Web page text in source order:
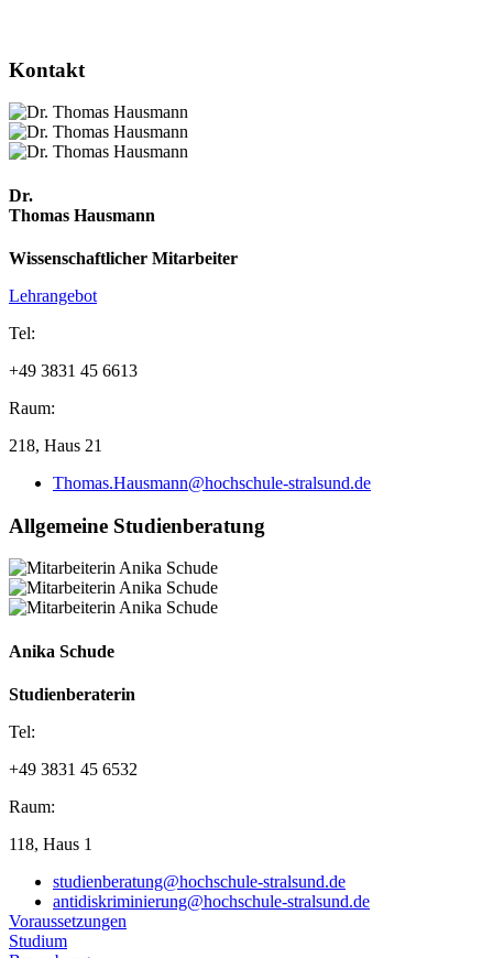
Kon­takt
Dr.
Thomas Hausmann
Wissenschaftlicher Mitarbeiter
Lehrangebot
Tel:
+49 3831 45 6613
Raum:
218, Haus 21
Thomas.Hausmann@hochschule-stralsund.de
All­ge­mei­ne Stu­di­en­be­ra­tung
Anika Schude
Studienberaterin
Tel:
+49 3831 45 6532
Raum:
118, Haus 1
studienberatung@hochschule-stralsund.de
antidiskriminierung@hochschule-stralsund.de
Voraussetzungen
Studium